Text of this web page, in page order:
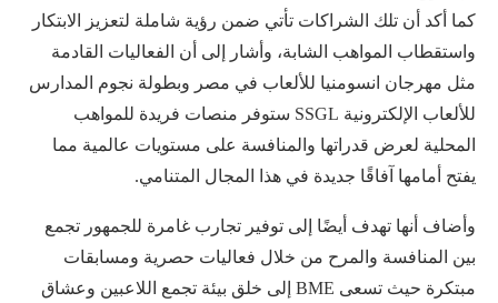
كما أكد أن تلك الشراكات تأتي ضمن رؤية شاملة لتعزيز الابتكار
واستقطاب المواهب الشابة، وأشار إلى أن الفعاليات القادمة
مثل مهرجان انسومنيا للألعاب في مصر وبطولة نجوم المدارس
للألعاب الإلكترونية SSGL ستوفر منصات فريدة للمواهب
المحلية لعرض قدراتها والمنافسة على مستويات عالمية مما
يفتح أمامها آفاقًا جديدة في هذا المجال المتنامي.
وأضاف أنها تهدف أيضًا إلى توفير تجارب غامرة للجمهور تجمع
بين المنافسة والمرح من خلال فعاليات حصرية ومسابقات
مبتكرة حيث تسعى BME إلى خلق بيئة تجمع اللاعبين وعشاق